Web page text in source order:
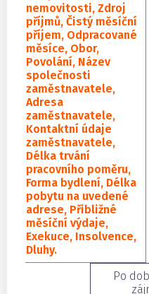
nemovitosti, Zdroj
příjmů, Čistý měsíční
příjem, Odpracované
měsíce, Obor,
Povolání, Název
společnosti
zaměstnavatele,
Adresa
zaměstnavatele,
Kontaktní údaje
zaměstnavatele,
Délka trvání
pracovního poměru,
Forma bydlení, Délka
pobytu na uvedené
adrese, Přibližné
měsíční výdaje,
Exekuce, Insolvence,
Dluhy.
Po